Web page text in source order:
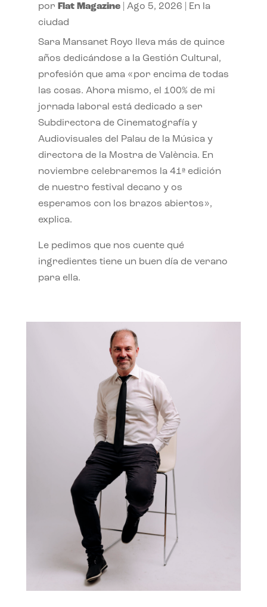
por Flat Magazine| Ago 5, 2026
En la
ciudad
Sara Mansanet Royo lleva más de quince
años dedicándose a la Gestión Cultural,
profesión que ama «por encima de todas
las cosas. Ahora mismo, el 100% de mi
jornada laboral está dedicado a ser
Subdirectora de Cinematografía y
Audiovisuales del Palau de la Música y
directora de la Mostra de València. En
noviembre celebraremos la 41ª edición
de nuestro festival decano y os
esperamos con los brazos abiertos»,
explica.
Le pedimos que nos cuente qué
ingredientes tiene un buen día de verano
para ella.